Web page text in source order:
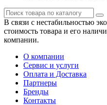
В связи с нестабильностью
стоимость товара и его
компании.
О компании
Сервис и услуги
Оплата и Доставка
Партнеры
Бренды
Контакты